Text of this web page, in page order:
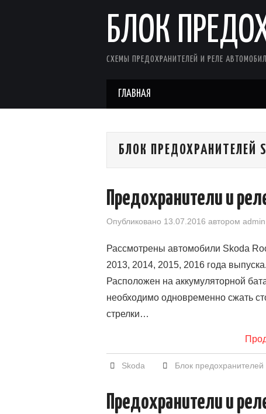
БЛОК
СХЕМЫ ПРЕДОХРАНИТЕЛЕЙ И РЕЛЕ
ГЛАВНАЯ
БЛОК ПРЕДОХРАНИТЕЛЕЙ
Предохранители и
Опубликовано 13.07.2016 автором admin
Рассмотрены автомобили Skoda
2013, 2014, 2015, 2016 года
Расположен на аккумуляторной
необходимо одновременно сжать
стрелки…
Skoda Блок предохранителей
Предохранители и